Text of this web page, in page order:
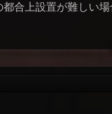
合上設置が難しい場